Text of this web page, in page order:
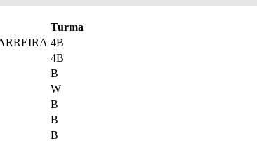
Turma
4B
4B
B
W
B
B
B